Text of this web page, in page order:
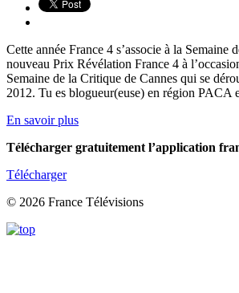
Cette année France 4 s’associe à la Semaine
nouveau Prix Révélation France 4 à
Semaine de la Critique de Cannes qui se
2012. Tu es blogueur(euse) en région PACA
En savoir plus
Télécharger gratuitement l’application
Télécharger
© 2026 France Télévisions